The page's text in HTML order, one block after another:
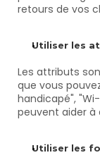
retours de vos
Utiliser les
Les attributs
que vous
handicapé",
peuvent aider à
Utiliser les